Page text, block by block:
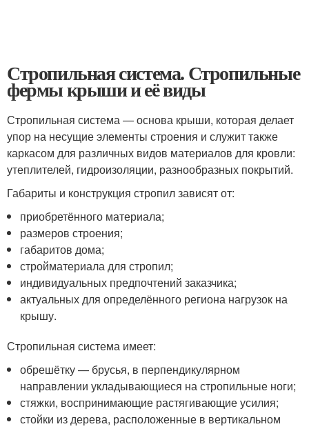
Стропильная система. Стропильные
фермы крыши и её виды
Стропильная система — основа крыши, которая делает
упор на несущие элементы строения и служит также
каркасом для различных видов материалов для кровли:
утеплителей, гидроизоляции, разнообразных покрытий.
Габариты и конструкция стропил зависят от:
приобретённого материала;
размеров строения;
габаритов дома;
стройматериала для стропил;
индивидуальных предпочтений заказчика;
актуальных для определённого региона нагрузок на
крышу.
Стропильная система имеет:
обрешётку — брусья, в перпендикулярном
направлении укладывающиеся на стропильные ноги;
стяжки, воспринимающие растягивающие усилия;
стойки из дерева, расположенные в вертикальном